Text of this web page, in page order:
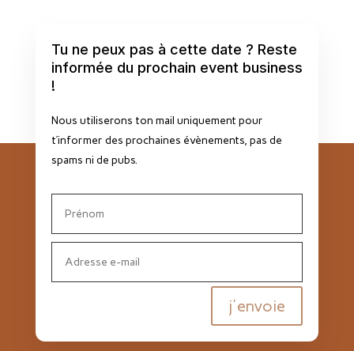
Tu ne peux pas à cette date ? Reste
informée du prochain event business
!
Nous utiliserons ton mail uniquement pour
t’informer des prochaines évènements, pas de
spams ni de pubs.
j'envoie